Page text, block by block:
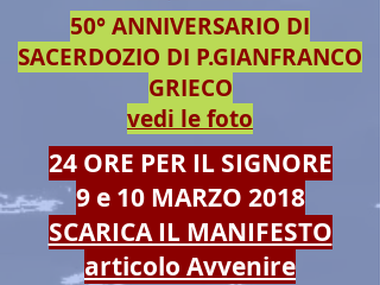
50° ANNIVERSARIO DI
SACERDOZIO DI P.GIANFRANCO
GRIECO
vedi le foto
24 ORE PER IL SIGNORE
9 e 10 MARZO 2018
SCARICA IL MANIFESTO
articolo Avvenire